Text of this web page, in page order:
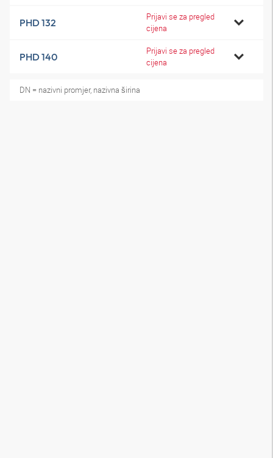
PHD 132
Prijavi se za pregled
cijena
PHD 140
Prijavi se za pregled
cijena
DN = nazivni promjer, nazivna širina